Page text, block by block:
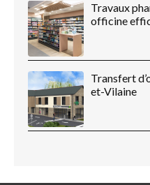
Travaux
officine
Transfert
et-Vilaine